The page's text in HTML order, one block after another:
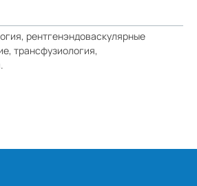
рентгенэндоваскулярные
трансфузиология,